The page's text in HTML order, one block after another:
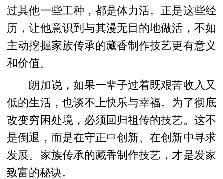
过其他一些工种，都是体力活。正是这些经
历，让他意识到与其漫无目的地做活，不如
主动挖掘家族传承的藏香制作技艺更有意义
和价值。
朗加说，如果一辈子过着既艰苦收入又
低的生活，也谈不上快乐与幸福。为了彻底
改变穷困处境，必须回归祖传的技艺。这不
是倒退，而是在守正中创新、在创新中寻求
发展。家族传承的藏香制作技艺，才是发家
致富的秘诀。